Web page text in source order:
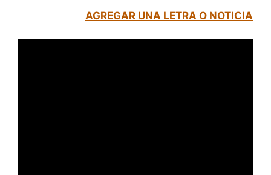
AGREGAR UNA LETRA O NOTICIA